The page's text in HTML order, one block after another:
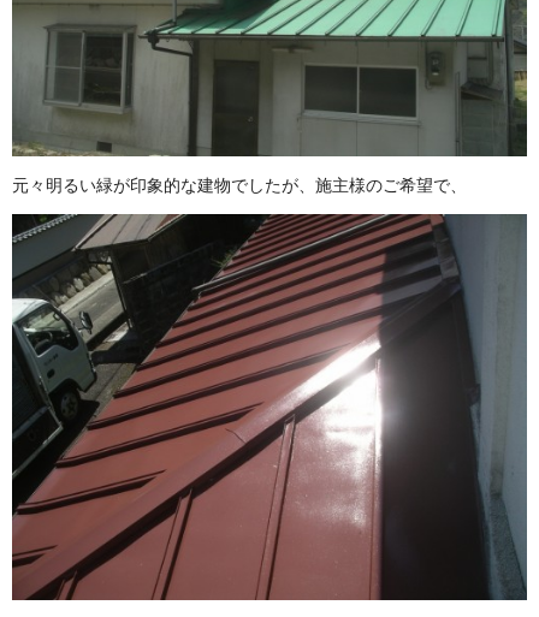
元々明るい緑が印象的な建物でしたが、施主様のご希望で、